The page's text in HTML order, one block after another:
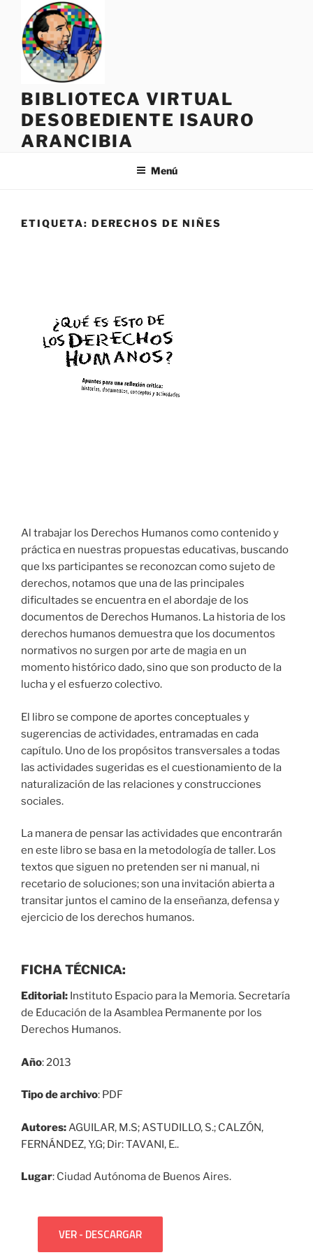
contenido
BIBLIOTECA VIRTUAL
DESOBEDIENTE ISAURO
ARANCIBIA
Menú
ETIQUETA: DERECHOS DE NIÑES
Al trabajar los Derechos Humanos como contenido y
práctica en nuestras propuestas educativas, buscando
que lxs participantes se reconozcan como sujeto de
derechos, notamos que una de las principales
dificultades se encuentra en el abordaje de los
documentos de Derechos Humanos. La historia de los
derechos humanos demuestra que los documentos
normativos no surgen por arte de magia en un
momento histórico dado, sino que son producto de la
lucha y el esfuerzo colectivo.
El libro se compone de aportes conceptuales y
sugerencias de actividades, entramadas en cada
capítulo. Uno de los propósitos transversales a todas
las actividades sugeridas es el cuestionamiento de la
naturalización de las relaciones y construcciones
sociales.
La manera de pensar las actividades que encontrarán
en este libro se basa en la metodología de taller. Los
textos que siguen no pretenden ser ni manual, ni
recetario de soluciones; son una invitación abierta a
transitar juntos el camino de la enseñanza, defensa y
ejercicio de los derechos humanos.
FICHA TÉCNICA:
Editorial: Instituto Espacio para la Memoria. Secretaría
de Educación de la Asamblea Permanente por los
Derechos Humanos.
Año: 2013
Tipo de archivo: PDF
Autores:AGUILAR, M.S; ASTUDILLO, S.; CALZÓN,
FERNÁNDEZ, Y.G; Dir: TAVANI, E..
Lugar: Ciudad Autónoma de Buenos Aires.
VER - DESCARGAR